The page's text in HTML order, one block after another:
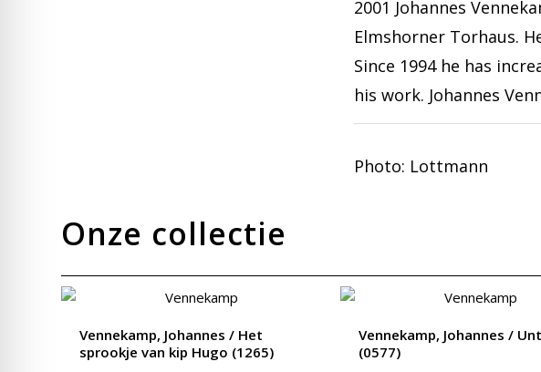
2001 Johannes
Elmshorner Torhaus.
Since 1994 he has
his work. Johannes
Photo: Lottmann
Onze collectie
Vennekamp, Johannes / Het
sprookje van kip Hugo (1265)
Vennekamp, Johannes /
(0577)